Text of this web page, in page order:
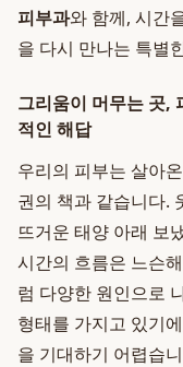
피부과와 함께, 시간
을 다시 만나는 특별
그리움이 머무는 곳,
적인 해답
우리의 피부는 살아
권의 책과 같습니다.
뜨거운 태양 아래 보
시간의 흐름은 느슨
럼 다양한 원인으로
형태를 가지고 있기
을 기대하기 어렵습